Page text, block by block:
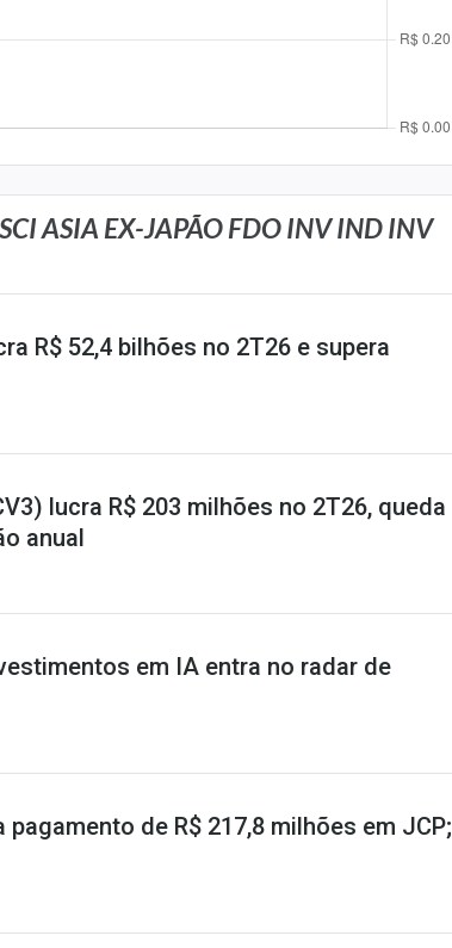
ASIA EX-JAPÃO FDO INV IND INV
R$ 52,4 bilhões no 2T26 e supera
lucra R$ 203 milhões no 2T26, queda
anual
em IA entra no radar de
pagamento de R$ 217,8 milhões em JCP;